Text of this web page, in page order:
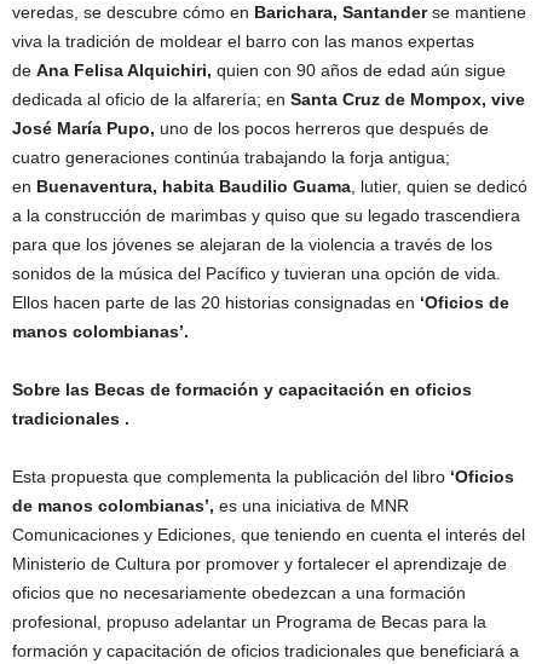
veredas, se descubre cómo en Barichara, Santanderse mantiene
viva la tradición de moldear el barro con las manos expertas
de Ana Felisa Alquichiri, quien con 90 años de edad aún sigue
dedicada al oficio de la alfarería; en Santa Cruz de Mompox, vive
José María Pupo, uno de los pocos herreros que después de
cuatro generaciones continúa trabajando la forja antigua;
en Buenaventura, habita Baudilio Guama , lutier, quien se dedicó
a la construcción de marimbas y quiso que su legado trascendiera
para que los jóvenes se alejaran de la violencia a través de los
sonidos de la música del Pacífico y tuvieran una opción de vida.
Ellos hacen parte de las 20 historias consignadas en ‘Oficios de
manos colombianas’.
Sobre las Becas de formación y capacitación en oficios
tradicionales .
Esta propuesta que complementa la publicación del libro ‘Oficios
de manos colombianas’, es una iniciativa de MNR
Comunicaciones y Ediciones, que teniendo en cuenta el interés del
Ministerio de Cultura por promover y fortalecer el aprendizaje de
oficios que no necesariamente obedezcan a una formación
profesional, propuso adelantar un Programa de Becas para la
formación y capacitación de oficios tradicionales que beneficiará a